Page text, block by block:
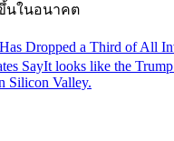
นในอนาคต
Dropped a Third of All
SayIt looks like the
Silicon Valley.